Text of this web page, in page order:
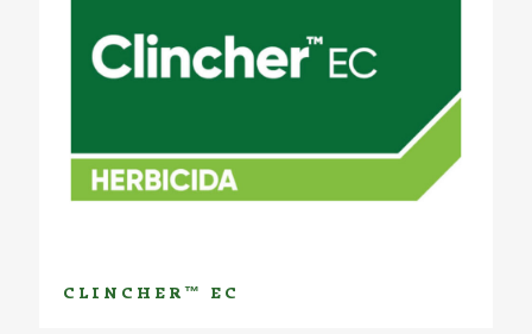
CLINCHER™ EC